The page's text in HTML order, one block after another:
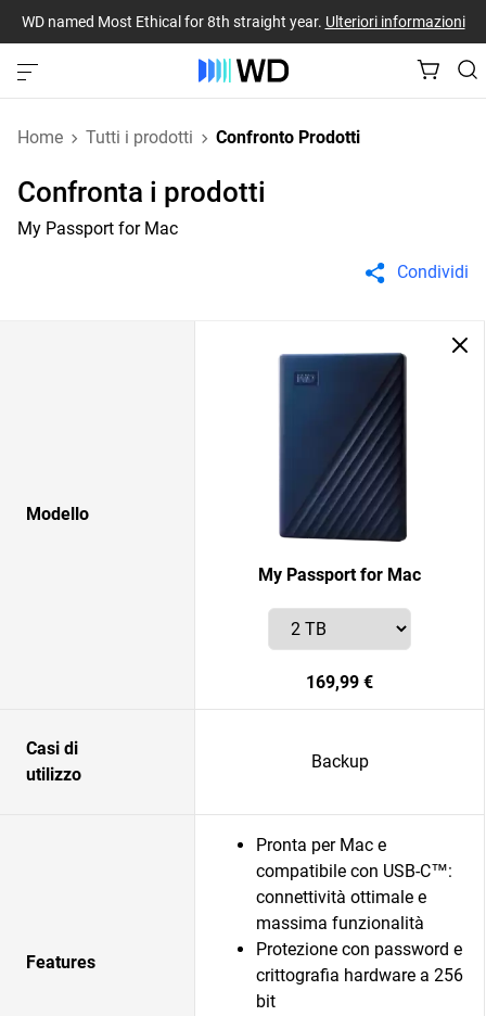
WD named Most Ethical for 8th straight year. Ulteriori informazioni
Home Tutti i prodotti Confronto Prodotti
Confronta i prodotti
My Passport for Mac
Condividi
Modello
My Passport for Mac
169,99 €
Casi di
utilizzo
Backup
Features
Pronta per Mac e
compatibile con USB-C™:
connettività ottimale e
massima funzionalità
Protezione con password e
crittografia hardware a 256
bit